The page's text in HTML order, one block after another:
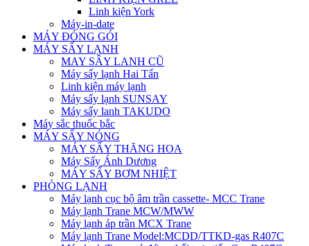
Linh kiện York
Máy-in-date
MÁY ĐÓNG GÓI
MÁY SẤY LẠNH
MAY SÂY LANH CŨ
Máy sấy lạnh Hai Tấn
Linh kiện máy lạnh
Máy sấy lạnh SUNSAY
Máy sấy lanh TAKUDO
Máy sắc thuốc bắc
MÁY SẤY NÓNG
MÁY SẤY THĂNG HOA
Máy Sấy Ánh Dương
MÁY SẤY BƠM NHIỆT
PHÒNG LẠNH
Máy lạnh cục bộ âm trần cassette- MCC Trane
Máy lạnh Trane MCW/MWW
Máy lạnh áp trần MCX Trane
Máy lạnh Trane Model:MCDD/TTKD-gas R407C